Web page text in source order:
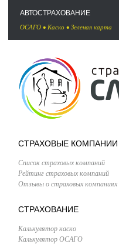
АВТОСТРАХОВАНИЕ
ОСАГО • Каско • Зеленая карта
СТРАХОВЫЕ КОМПАНИИ
Список страховых компаний
Рейтинг страховых компаний
Отзывы о страховых компаниях
СТРАХОВАНИЕ
Калькулятор каско
Калькулятор ОСАГО